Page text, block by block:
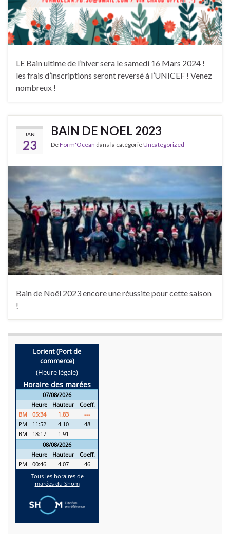
LE Bain ultime de l’hiver sera le samedi 16 Mars 2024 !
les frais d’inscriptions seront reversé à l’UNICEF ! Venez
nombreux !
JAN
23
BAIN DE NOEL 2023
DeForm'Ocean dans la catégorieUncategorized
Bain de Noël 2023 encore une réussite pour cette saison
!